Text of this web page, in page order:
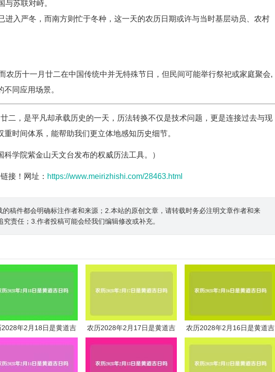
与苏联对峙。
进入严冬，而南方则忙于冬种，这一天的农历日期或许与当时基层动员、农村
农历十一月廿二在中国传统中并无特殊节日，但民间可能举行祭祀或家庭聚会,
同应用场景。
二，是平凡却承载历史的一天，历法转换不仅是技术问题，更是连接过去与现
时间体系，能帮助我们更立体地感知历史细节。
科学院紫金山天文台发布的权威历法工具。）
接！网址： https://www.meirizhishi.com/28463.html
稿件都会明确标注作者和来源；2.本站的原创文章，请转载时务必注明文章作者和来
责任；3.作者投稿可能会经我们编辑修改或补充。
2028年2月18日是黄道吉
日吗
农历2028年2月17日是黄道吉
日吗
农历2028年2月16日是黄道吉
日吗